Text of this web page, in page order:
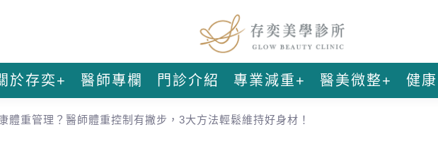
於存奕+ 醫師專欄 門診介紹 專業減重+ 醫美微整+ 健
體重管理？醫師體重控制有撇步，3大方法輕鬆維持好身材！